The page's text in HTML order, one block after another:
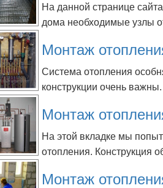
На данной странице
дома необходимые узлы
Монтаж
Система отопления
конструкции очень
Монтаж
На этой вкладке мы
отопления. Конструкция
Монтаж